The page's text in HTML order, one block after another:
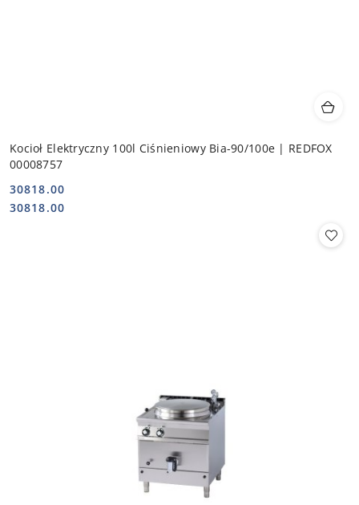
Kocioł Elektryczny 100l Ciśnieniowy Bia-90/100e | REDFOX
00008757
Cena:
30818.00
Cena:
30818.00